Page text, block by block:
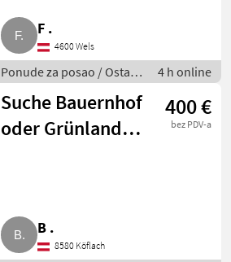
F .
4600 Wels
Ponude za posao / Ostale
poljoprivredne aktivnosti
4 h online
Suche Bauernhof
oder Grünland
400 €
bez PDV-a
B .
8580 Köflach